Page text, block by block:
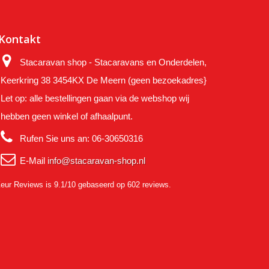
Kontakt
Stacaravan shop - Stacaravans en Onderdelen,
Keerkring 38 3454KX De Meern (geen bezoekadres}
Let op: alle bestellingen gaan via de webshop wij
hebben geen winkel of afhaalpunt.
Rufen Sie uns an: 06-30650316
E-Mail info@stacaravan-shop.nl
Reviews is 9.1/10 gebaseerd op 602 reviews.